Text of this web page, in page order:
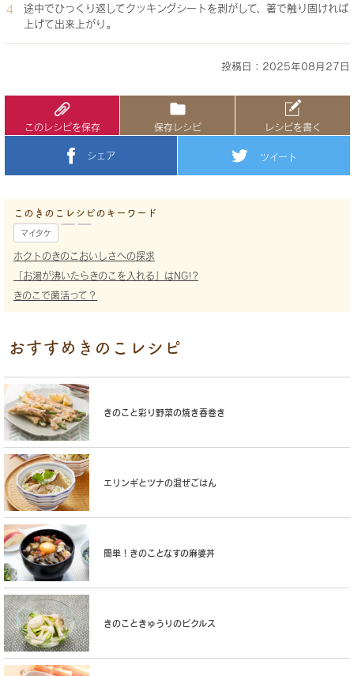
途中でひっくり返してクッキングシートを剥がして、箸で触り固ければ
上げて出来上がり｡
投稿日：2025年08月27日
このレシピを保存 保存レシピ レシピを書く
シェア ツイート
このきのこレシピのキーワード
マイタケ
ホクトのきのこおいしさへの探求
「お湯が沸いたらきのこを入れる」はNG!?
きのこで菌活って？
おすすめきのこレシピ
きのこと彩り野菜の焼き春巻き
エリンギとツナの混ぜごはん
簡単！きのことなすの麻婆丼
きのこときゅうりのピクルス